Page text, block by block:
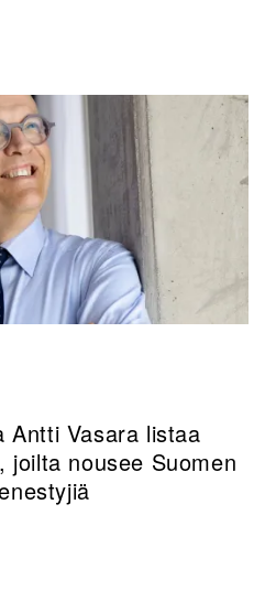
Antti Vasara listaa
joilta nousee Suomen